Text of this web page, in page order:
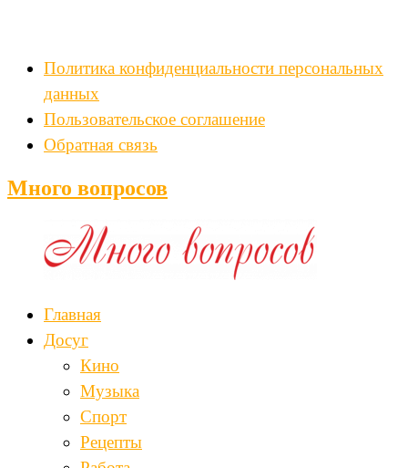
Политика конфиденциальности персональных
данных
Пользовательское соглашение
Обратная связь
Много вопросов
Главная
Досуг
Кино
Музыка
Спорт
Рецепты